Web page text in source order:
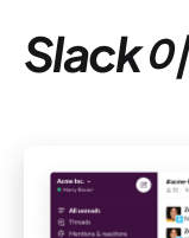
Slack